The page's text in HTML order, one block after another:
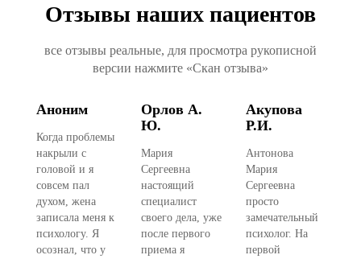
Отзывы наших пациентов
все отзывы реальные, для просмотра рукописной
версии нажмите «Скан отзыва»
Аноним
Когда проблемы
накрыли с
головой и я
совсем пал
духом, жена
записала меня к
психологу. Я
осознал, что у
Орлов А.
Ю.
Мария
Сергеевна
настоящий
специалист
своего дела, уже
после первого
приема я
Акупова
Р.И.
Антонова
Мария
Сергеевна
просто
замечательный
психолог. На
первой